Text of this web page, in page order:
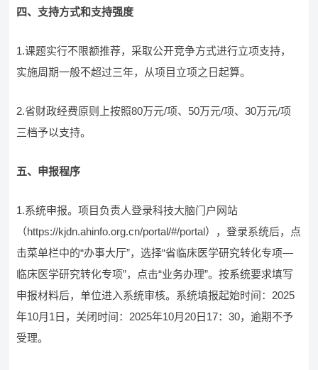
四、支持方式和支持强度
1.课题实行不限额推荐，采取公开竞争方式进行立项支持，
实施周期一般不超过三年，从项目立项之日起算。
2.省财政经费原则上按照80万元/项、50万元/项、30万元/项
三档予以支持。
五、申报程序
1.系统申报。项目负责人登录科技大脑门户网站
（https://kjdn.ahinfo.org.cn/portal/#/portal），登录系统后，点
击菜单栏中的“办事大厅”，选择“省临床医学研究转化专项—
临床医学研究转化专项”，点击“业务办理”。按系统要求填写
申报材料后，单位进入系统审核。系统填报起始时间：2025
年10月1日，关闭时间：2025年10月20日17：30，逾期不予
受理。